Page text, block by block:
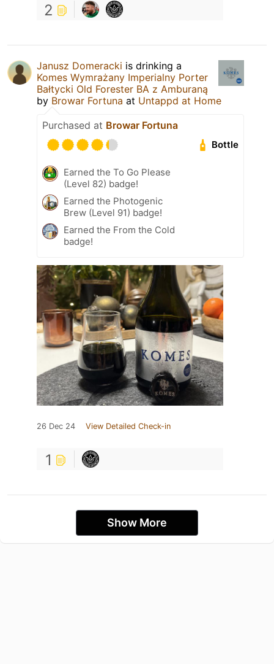
2
Janusz Domeracki is drinking a
Komes Wymrażany Imperialny Porter
Bałtycki Old Forester BA z Amburaną
by Browar Fortuna at Untappd at Home
Purchased at Browar Fortuna
Bottle
Earned the To Go Please
(Level 82) badge!
Earned the Photogenic
Brew (Level 91) badge!
Earned the From the Cold
badge!
26 Dec 24 View Detailed Check-in
1
Show More